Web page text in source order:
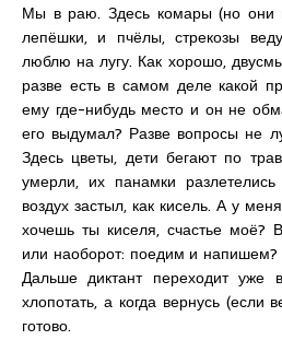
Мы в раю. Здесь комары (но они
лепёшки, и пчёлы, стрекозы
люблю на лугу. Как хорошо,
разве есть в самом деле какой
ему где-нибудь место и он не
его выдумал? Разве вопросы не
Здесь цветы, дети бегают по
умерли, их панамки
воздух застыл, как кисель. А у
хочешь ты киселя, счастье
или наоборот: поедим и напишем?
Дальше диктант переходит
хлопотать, а когда вернусь (если
готово.